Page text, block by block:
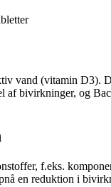
vand (vitamin D3).
af bivirkninger, og
f.eks.
en reduktion i